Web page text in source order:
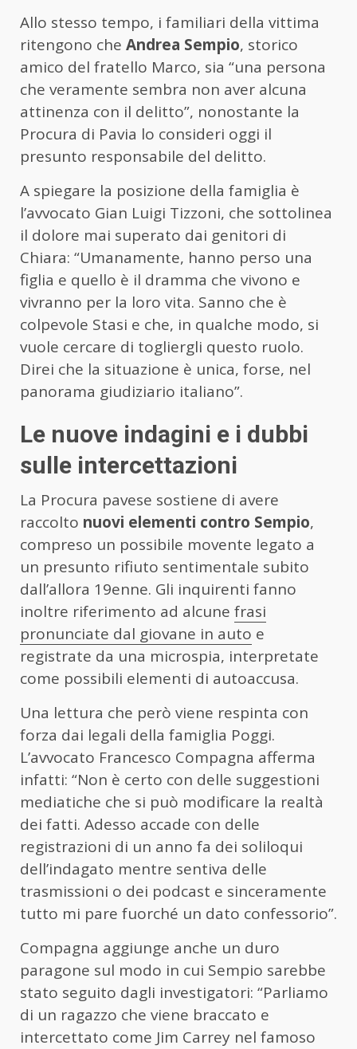
Allo stesso tempo, i familiari della vittima
ritengono che Andrea Sempio, storico
amico del fratello Marco, sia “una persona
che veramente sembra non aver alcuna
attinenza con il delitto”, nonostante la
Procura di Pavia lo consideri oggi il
presunto responsabile del delitto.
A spiegare la posizione della famiglia è
l’avvocato Gian Luigi Tizzoni, che sottolinea
il dolore mai superato dai genitori di
Chiara: “Umanamente, hanno perso una
figlia e quello è il dramma che vivono e
vivranno per la loro vita. Sanno che è
colpevole Stasi e che, in qualche modo, si
vuole cercare di togliergli questo ruolo.
Direi che la situazione è unica, forse, nel
panorama giudiziario italiano”.
Le nuove indagini e i dubbi
sulle intercettazioni
La Procura pavese sostiene di avere
raccolto nuovi elementi contro Sempio,
compreso un possibile movente legato a
un presunto rifiuto sentimentale subito
dall’allora 19enne. Gli inquirenti fanno
inoltre riferimento ad alcune frasi
pronunciate dal giovane in auto e
registrate da una microspia, interpretate
come possibili elementi di autoaccusa.
Una lettura che però viene respinta con
forza dai legali della famiglia Poggi.
L’avvocato Francesco Compagna afferma
infatti: “Non è certo con delle suggestioni
mediatiche che si può modificare la realtà
dei fatti. Adesso accade con delle
registrazioni di un anno fa dei soliloqui
dell’indagato mentre sentiva delle
trasmissioni o dei podcast e sinceramente
tutto mi pare fuorché un dato confessorio”.
Compagna aggiunge anche un duro
paragone sul modo in cui Sempio sarebbe
stato seguito dagli investigatori: “Parliamo
di un ragazzo che viene braccato e
intercettato come Jim Carrey nel famoso